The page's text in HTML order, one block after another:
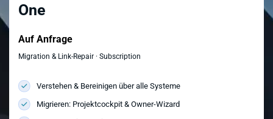
One
Auf Anfrage
Migration & Link-Repair · Subscription
Verstehen & Bereinigen über alle Systeme
Migrieren: Projektcockpit & Owner-Wizard